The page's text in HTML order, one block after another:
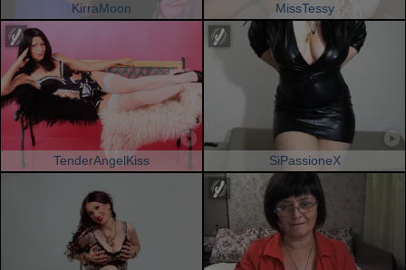
KirraMoon MissTessy
TenderAngelKiss SiPassioneX